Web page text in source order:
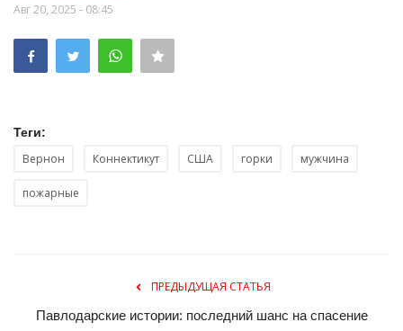
Авг 20, 2025 - 08:45
Теги:
Вернон Коннектикут США горки мужчина
пожарные
ПРЕДЫДУЩАЯ СТАТЬЯ
Павлодарские истории: последний шанс на спасение